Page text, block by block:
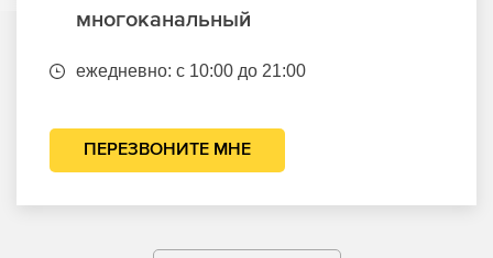
многоканальный
ежедневно: с 10:00 до 21:00
ПЕРЕЗВОНИТЕ МНЕ